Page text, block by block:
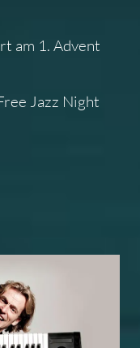
am 1. Advent
Jazz Night